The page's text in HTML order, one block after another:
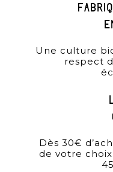
Une culture
respect
Dès 30€
de votre